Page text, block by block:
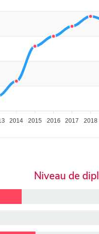
2014 2015 2016 2017 2018
Niveau de